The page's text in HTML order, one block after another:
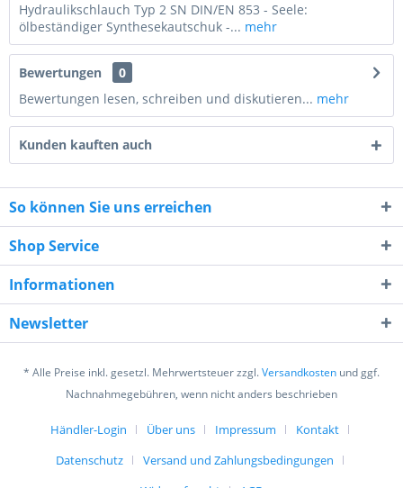
9 - 4 = ?
Ich habe die Datenschutzerklärung
verstanden und stimme zu. *
Mit * gekennzeichnete Felder sind Pflichtfelder.
Senden
Hydraulikschlauch Typ 2 SN DIN/EN 853 - Seele:
ölbeständiger Synthesekautschuk -... mehr
Bewertungen
0
Bewertungen lesen, schreiben und diskutieren... mehr
Kunden kauften auch
So können Sie uns erreichen
Shop Service
Informationen
Newsletter
* Alle Preise inkl. gesetzl. Mehrwertsteuer zzgl.Versandkosten und ggf.
Nachnahmegebühren, wenn nicht anders beschrieben
Händler-Login Über uns Impressum
Kontakt
Datenschutz
Versand und Zahlungsbedingungen